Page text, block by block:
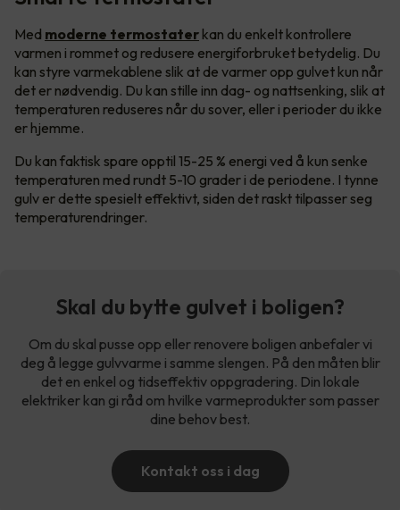
Med moderne termostater kan du enkelt kontrollere
varmen i rommet og redusere energiforbruket betydelig. Du
kan styre varmekablene slik at de varmer opp gulvet kun når
det er nødvendig. Du kan stille inn dag- og nattsenking, slik at
temperaturen reduseres når du sover, eller i perioder du ikke
er hjemme.
Du kan faktisk spare opptil 15-25 % energi ved å kun senke
temperaturen med rundt 5-10 grader i de periodene. I tynne
gulv er dette spesielt effektivt, siden det raskt tilpasser seg
temperaturendringer.
Skal du bytte gulvet i boligen?
Om du skal pusse opp eller renovere boligen anbefaler vi
deg å legge gulvvarme i samme slengen. På den måten blir
det en enkel og tidseffektiv oppgradering. Din lokale
elektriker kan gi råd om hvilke varmeprodukter som passer
dine behov best.
Kontakt oss i dag